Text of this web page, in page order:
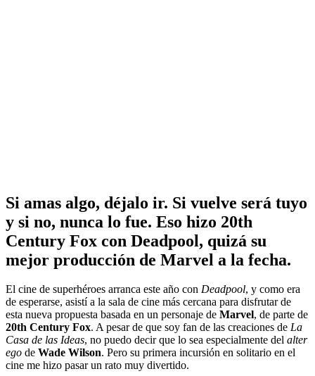
Si amas algo, déjalo ir. Si vuelve será tuyo
y si no, nunca lo fue. Eso hizo 20th
Century Fox con Deadpool, quizá su
mejor producción de Marvel a la fecha.
El cine de superhéroes arranca este año con Deadpool, y como era
de esperarse, asistí a la sala de cine más cercana para disfrutar de
esta nueva propuesta basada en un personaje de Marvel, de parte de
20th Century Fox. A pesar de que soy fan de las creaciones de La
Casa de las Ideas, no puedo decir que lo sea especialmente del alter
ego de Wade Wilson. Pero su primera incursión en solitario en el
cine me hizo pasar un rato muy divertido.